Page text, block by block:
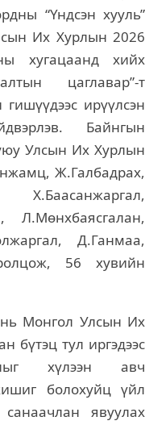
“Үндсэн хууль”
Их Хурлын 2026
хугацаанд хийх
цаглавар”-т
ирүүлсэн
Байнгын
Улсын Их Хурлын
Ж.Галбадрах,
Д.Ганмаа,
56 хувийн
Монгол Улсын Их
бүтэц тул иргэдээс
хүлээн авч
болохуйц үйл
явуулах